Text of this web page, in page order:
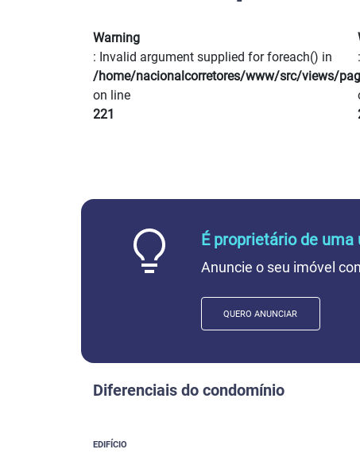
Warning
: Invalid argument supplied for foreach() in
/home/nacionalcorretores/www/src/views/
on line
221
É proprietário de uma
Anuncie o seu imóvel
QUERO ANUNCIAR
Diferenciais do condomínio
EDIFÍCIO